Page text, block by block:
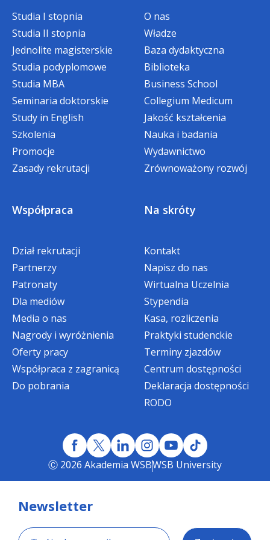
Studia I stopnia
Studia II stopnia
Jednolite magisterskie
Studia podyplomowe
Studia MBA
Seminaria doktorskie
Study in English
Szkolenia
Promocje
Zasady rekrutacji
O nas
Władze
Baza dydaktyczna
Biblioteka
Business School
Collegium Medicum
Jakość kształcenia
Nauka i badania
Wydawnictwo
Zrównoważony rozwój
Współpraca
Dział rekrutacji
Partnerzy
Patronaty
Dla mediów
Media o nas
Nagrody i wyróżnienia
Oferty pracy
Współpraca z zagranicą
Do pobrania
Na skróty
Kontakt
Napisz do nas
Wirtualna Uczelnia
Stypendia
Kasa, rozliczenia
Praktyki studenckie
Terminy zjazdów
Centrum dostępności
Deklaracja dostępności
RODO
Ⓒ 2026 Akademia WSBWSB University
Newsletter